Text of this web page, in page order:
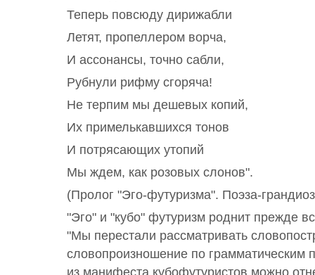
Теперь повсюду дирижабли
Летят, пропеллером ворча,
И ассонансы, точно сабли,
Рубнули рифму сгоряча!
Не терпим мы дешевых копий,
Их примелькавшихся тонов
И потрясающих утопий
Мы ждем, как розовых слонов".
(Пролог "Эго-футуризма". Поэза-
"Эго" и "кубо" футуризм роднит прежде
"Мы перестали рассматривать
словопроизношение по грамматическим
из манифеста кубофутуристов можно